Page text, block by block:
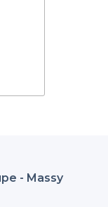
- Massy